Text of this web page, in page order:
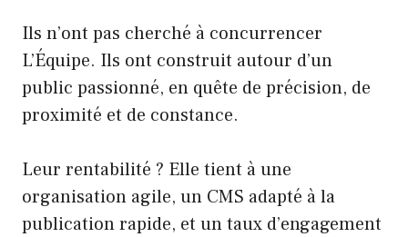
Ils n’ont pas cherché à concurrencer
L’Équipe. Ils ont construit autour d’un
public passionné, en quête de précision, de
proximité et de constance.
Leur rentabilité ? Elle tient à une
organisation agile, un CMS adapté à la
publication rapide, et un taux d’engagement